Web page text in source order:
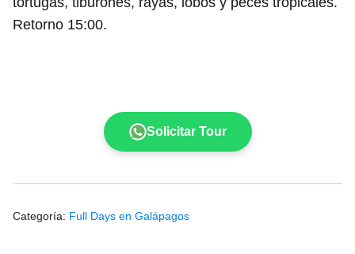
Retorno 15:00.
Solicitar Tour
Categoría: Full Days en Galápagos